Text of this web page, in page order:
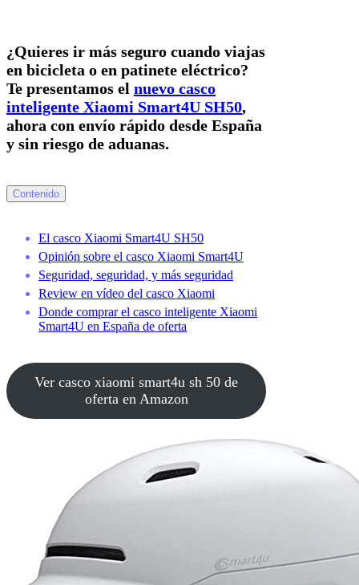
¿Quieres ir más seguro cuando viajas
en bicicleta o en patinete eléctrico?
Te presentamos el nuevo casco
inteligente Xiaomi Smart4U SH50,
ahora con envío rápido desde España
y sin riesgo de aduanas.
Contenido
El casco Xiaomi Smart4U SH50
Opinión sobre el casco Xiaomi Smart4U
Seguridad, seguridad, y más seguridad
Review en vídeo del casco Xiaomi
Donde comprar el casco inteligente Xiaomi
Smart4U en España de oferta
Ver casco xiaomi smart4u sh 50 de
oferta en Amazon